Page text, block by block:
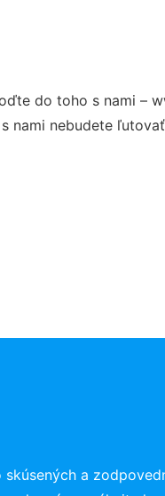
do toho s nami –
nami nebudete
skúsených a